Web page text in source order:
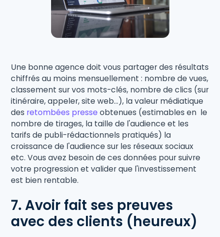
Une bonne agence doit vous partager des résultats
chiffrés au moins mensuellement : nombre de vues,
classement sur vos mots-clés, nombre de clics (sur
itinéraire, appeler, site web...), la valeur médiatique
des retombées presse obtenues (estimables en le
nombre de tirages, la taille de l'audience et les
tarifs de publi-rédactionnels pratiqués) la
croissance de l'audience sur les réseaux sociaux
etc. Vous avez besoin de ces données pour suivre
votre progression et valider que l'investissement
est bien rentable.
7. Avoir fait ses preuves
avec des clients (heureux)